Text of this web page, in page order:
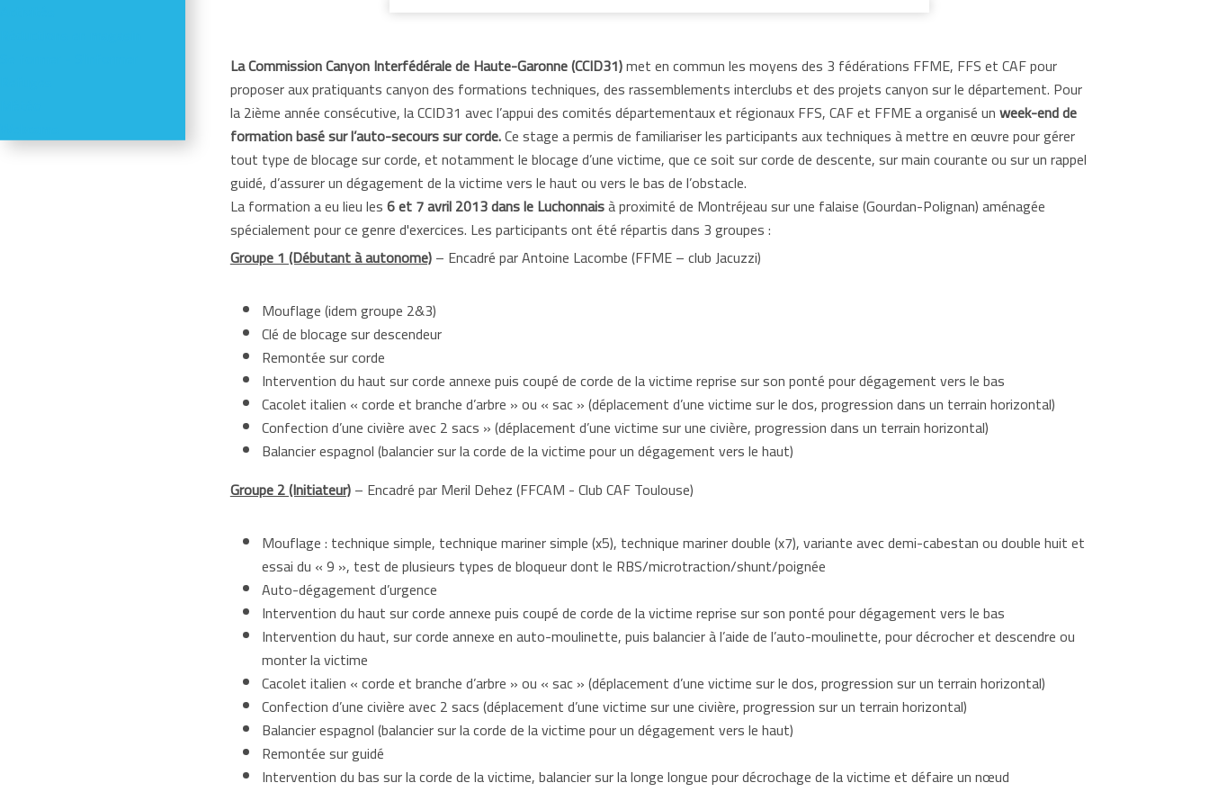
La Commission Canyon Interfédérale de Haute-Garonne (CCID31)met en commun les moyens des 3 fédérations FFME, FFS et CAF pour
proposer aux pratiquants canyon des formations techniques, des rassemblements interclubs et des projets canyon sur le département. Pour
la 2ième année consécutive, la CCID31 avec l’appui des comités départementaux et régionaux FFS, CAF et FFME a organisé unweek-end de
formation basé sur l’auto-secours sur corde.Ce stage a permis de familiariser les participants aux techniques à mettre en œuvre pour gérer
tout type de blocage sur corde, et notamment le blocage d’une victime, que ce soit sur corde de descente, sur main courante ou sur un rappel
guidé, d’assurer un dégagement de la victime vers le haut ou vers le bas de l’obstacle.
La formation a eu lieu les6 et 7 avril 2013 dans le Luchonnaisà proximité de Montréjeau sur une falaise (Gourdan-Polignan) aménagée
spécialement pour ce genre d'exercices. Les participants ont été répartis dans 3 groupes :
Groupe 1 (Débutant à autonome)– Encadré par Antoine Lacombe (FFME – club Jacuzzi)
Mouflage (idem groupe 2&3)
Clé de blocage sur descendeur
Remontée sur corde
Intervention du haut sur corde annexe puis coupé de corde de la victime reprise sur son ponté pour dégagement vers le bas
Cacolet italien « corde et branche d’arbre » ou « sac » (déplacement d’une victime sur le dos, progression dans un terrain horizontal)
Confection d’une civière avec 2 sacs » (déplacement d’une victime sur une civière, progression dans un terrain horizontal)
Balancier espagnol (balancier sur la corde de la victime pour un dégagement vers le haut)
Groupe 2 (Initiateur)– Encadré par Meril Dehez (FFCAM - Club CAF Toulouse)
Mouflage : technique simple, technique mariner simple (x5), technique mariner double (x7), variante avec demi-cabestan ou double huit et
essai du « 9 », test de plusieurs types de bloqueur dont le RBS/microtraction/shunt/poignée
Auto-dégagement d’urgence
Intervention du haut sur corde annexe puis coupé de corde de la victime reprise sur son ponté pour dégagement vers le bas
Intervention du haut, sur corde annexe en auto-moulinette, puis balancier à l’aide de l’auto-moulinette, pour décrocher et descendre ou
monter la victime
Cacolet italien « corde et branche d’arbre » ou « sac » (déplacement d’une victime sur le dos, progression sur un terrain horizontal)
Confection d’une civière avec 2 sacs (déplacement d’une victime sur une civière, progression sur un terrain horizontal)
Balancier espagnol (balancier sur la corde de la victime pour un dégagement vers le haut)
Remontée sur guidé
Intervention du bas sur la corde de la victime, balancier sur la longe longue pour décrochage de la victime et défaire un nœud